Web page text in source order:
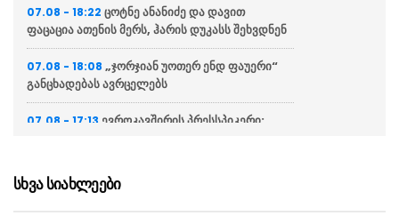
07.08 - 18:22 ცოტნე ანანიძე და დავით
ფაცაცია ათენის მერს, ჰარის დუკასს შეხვდნენ
07.08 - 18:08 „ჯორჯიან უოთერ ენდ ფაუერი“
განცხადებას ავრცელებს
07.08 - 17:13 ევროკავშირის პრესსპიკერი:
07.08 - 16:59“სააკაშვილმა ჯარი მართვის
სხვა სიახლეები